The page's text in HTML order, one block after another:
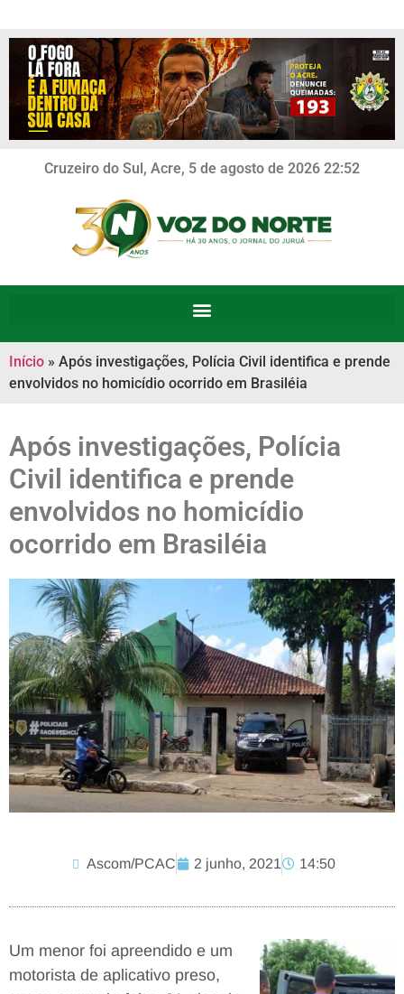
Cruzeiro do Sul, Acre, 5 de agosto de 2026 22:52
Início » Após investigações, Polícia Civil identifica e prende
envolvidos no homicídio ocorrido em Brasiléia
Após investigações, Polícia
Civil identifica e prende
envolvidos no homicídio
ocorrido em Brasiléia
Ascom/PCAC 2 junho, 2021 14:50
Um menor foi apreendido e um
motorista de aplicativo preso,